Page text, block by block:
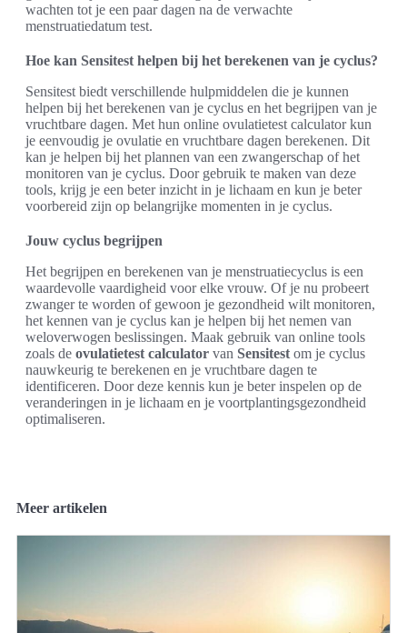
wachten tot je een paar dagen na de verwachte
menstruatiedatum test.
Hoe kan Sensitest helpen bij het berekenen van je cyclus?
Sensitest biedt verschillende hulpmiddelen die je kunnen
helpen bij het berekenen van je cyclus en het begrijpen van je
vruchtbare dagen. Met hun online ovulatietest calculator kun
je eenvoudig je ovulatie en vruchtbare dagen berekenen. Dit
kan je helpen bij het plannen van een zwangerschap of het
monitoren van je cyclus. Door gebruik te maken van deze
tools, krijg je een beter inzicht in je lichaam en kun je beter
voorbereid zijn op belangrijke momenten in je cyclus.
Jouw cyclus begrijpen
Het begrijpen en berekenen van je menstruatiecyclus is een
waardevolle vaardigheid voor elke vrouw. Of je nu probeert
zwanger te worden of gewoon je gezondheid wilt monitoren,
het kennen van je cyclus kan je helpen bij het nemen van
weloverwogen beslissingen. Maak gebruik van online tools
zoals de ovulatietest calculator van Sensitest om je cyclus
nauwkeurig te berekenen en je vruchtbare dagen te
identificeren. Door deze kennis kun je beter inspelen op de
veranderingen in je lichaam en je voortplantingsgezondheid
optimaliseren.
Meer artikelen